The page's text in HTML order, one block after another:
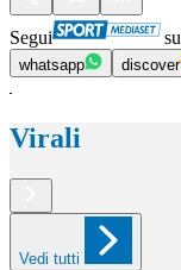
Segui su
whatsapp discover
Virali
Vedi tutti